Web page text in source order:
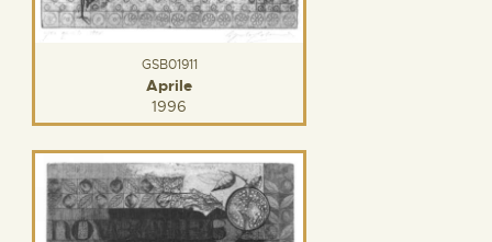
GSB01911
Aprile
1996